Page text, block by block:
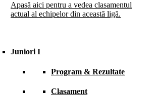
Apasă aici pentru a vedea clasamentul
actual al echipelor din această ligă.
Juniori I
Program & Rezultate
Clasament